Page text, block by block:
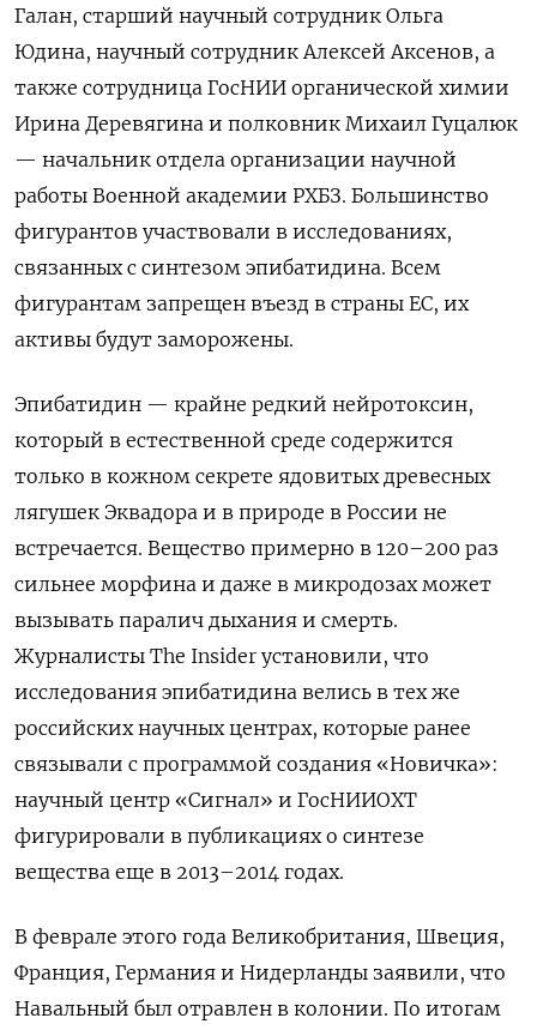
Галан, старший научный сотрудник Ольга
Юдина, научный сотрудник Алексей Аксенов, а
также сотрудница ГосНИИ органической химии
Ирина Деревягина и полковник Михаил Гуцалюк
— начальник отдела организации научной
работы Военной академии РХБЗ. Большинство
фигурантов участвовали в исследованиях,
связанных с синтезом эпибатидина. Всем
фигурантам запрещен въезд в страны ЕС, их
активы будут заморожены.
Эпибатидин — крайне редкий нейротоксин,
который в естественной среде содержится
только в кожном секрете ядовитых древесных
лягушек Эквадора и в природе в России не
встречается. Вещество примерно в 120–200 раз
сильнее морфина и даже в микродозах может
вызывать паралич дыхания и смерть.
Журналисты The Insider установили, что
исследования эпибатидина велись в тех же
российских научных центрах, которые ранее
связывали с программой создания «Новичка»:
научный центр «Сигнал» и ГосНИИОХТ
фигурировали в публикациях о синтезе
вещества еще в 2013–2014 годах.
В феврале этого года Великобритания, Швеция,
Франция, Германия и Нидерланды заявили, что
Навальный был отравлен в колонии. По итогам